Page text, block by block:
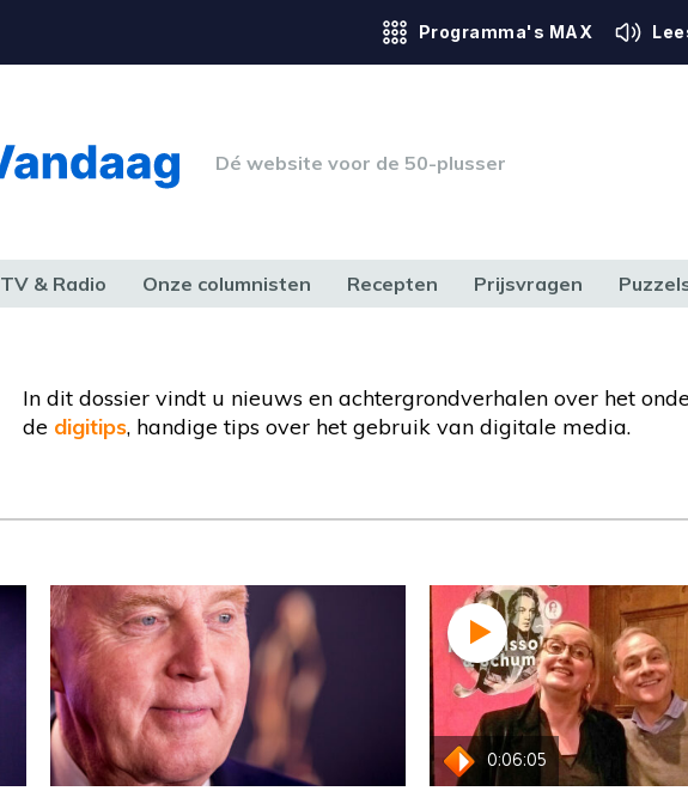
Programma's MAX
Dé website voor de 50-plusser
TV & Radio Onze columnisten Recepten Prijsvragen
In dit dossier vindt u nieuws en achtergrondverhalen over het
de digitips, handige tips over het gebruik van digitale media.
0:06:05